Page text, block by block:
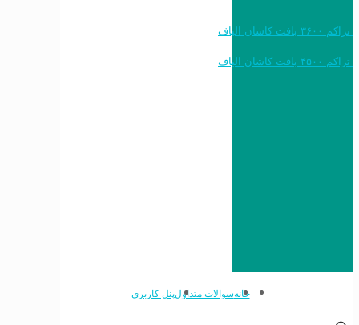
خرید به قیمت فرش ماشینی ۱۲۰۰ شانه تراکم ۳۶۰۰ بافت کاشان الیاف
خرید به قیمت فرش ماشینی ۱۵۰۰ شانه تراکم ۴۵۰۰ بافت کاشان الیاف
خانهسوالات متداولپنل کاربری